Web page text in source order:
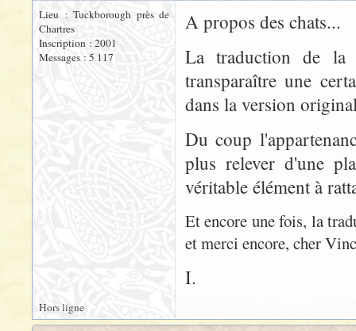
Lieu : Tuckborough près de
Chartres
Inscription : 2001
Messages : 5 117
A propos des chats...
La traduction de la
transparaître une
dans la version
Du coup
plus relever d'une
véritable élément à
Et encore une fois, la
et merci encore, cher
I.
Hors ligne